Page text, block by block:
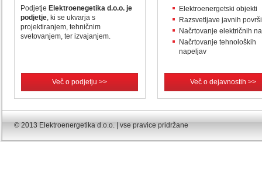
Podjetje Elektroenegetika d.o.o. je
podjetje, ki se ukvarja s
projektiranjem, tehničnim
svetovanjem, ter izvajanjem.
Več o podjetju >>
Elektroenergetski objekti
Razsvetljave javnih
Načrtovanje električnih
Načrtovanje tehnoloških
napeljav
Več o dejavnostih >>
© 2013 Elektroenergetika d.o.o. | vse pravice pridržane